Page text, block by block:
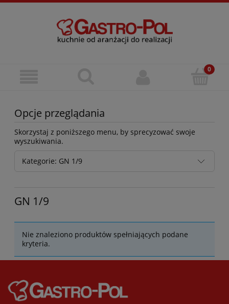
Opcje przeglądania
Skorzystaj z poniższego menu, by sprecyzować swoje
wyszukiwania.
Kategorie: GN 1/9
GN 1/9
Nie znaleziono produktów spełniających podane
kryteria.